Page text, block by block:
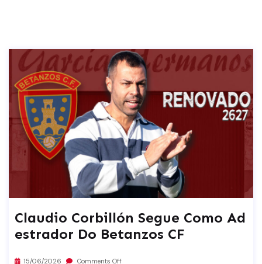
Claudio Corbillón Segue Como Ad
Estrador Do Betanzos CF
15/06/2026 Comments Off